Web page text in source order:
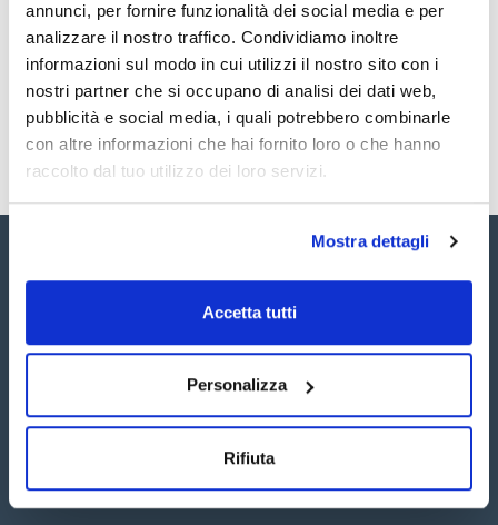
annunci, per fornire funzionalità dei social media e per
analizzare il nostro traffico. Condividiamo inoltre
informazioni sul modo in cui utilizzi il nostro sito con i
nostri partner che si occupano di analisi dei dati web,
pubblicità e social media, i quali potrebbero combinarle
con altre informazioni che hai fornito loro o che hanno
raccolto dal tuo utilizzo dei loro servizi.
Mostra dettagli
Accetta tutti
Personalizza
Rifiuta
Registrati per i download
Registrati per i download
SDS / Scheda di
Sicurezza
Registrati per i download
Seguici:
Iscriviti alla Newsletter